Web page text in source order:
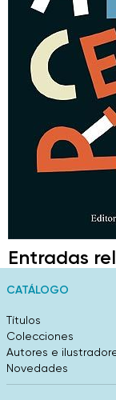
Entradas
CATÁLOGO
Títulos
Colecciones
Autores e
Novedades